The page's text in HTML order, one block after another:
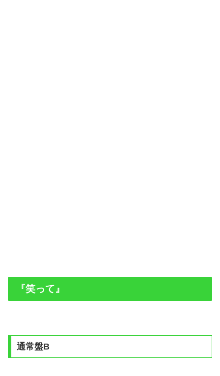
『笑って』
通常盤B